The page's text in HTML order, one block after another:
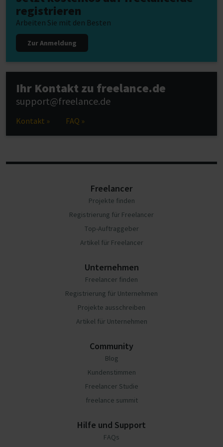
registrieren
Arbeiten Sie mit den Besten
Zur Anmeldung
Ihr Kontakt zu freelance.de
support@freelance.de
Kontakt » FAQ »
Freelancer
Projekte finden
Registrierung für Freelancer
Top-Auftraggeber
Artikel für Freelancer
Unternehmen
Freelancer finden
Registrierung für Unternehmen
Projekte ausschreiben
Artikel für Unternehmen
Community
Blog
Kundenstimmen
Freelancer Studie
freelance summit
Hilfe und Support
FAQs